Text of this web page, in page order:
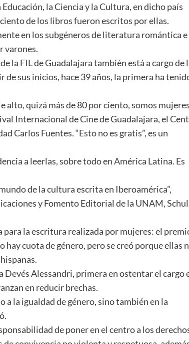
la Ciencia y la Cultura, en dicho país
de los libros fueron escritos por ellas.
en los subgéneros de literatura romántica e
varones.
la FIL de Guadalajara también está a cargo de
de sus inicios, hace 39 años, la primera ha
alto, quizá más de 80 por ciento, somos
Internacional de Cine de Guadalajara, el
Fuentes. “Esto no es gratis”, es un
a leerlas, sobre todo en América Latina. Es
de la cultura escrita en Iberoamérica”,
y Fomento Editorial de la UNAM,
la escritura realizada por mujeres: el
hay cuota de género, pero se creó porque ellas
Alessandri, primera en ostentar el cargo
en reducir brechas.
la igualdad de género, sino también en la
de poner en el centro a los